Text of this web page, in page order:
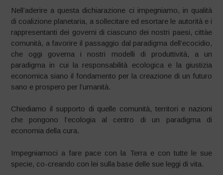
Nell’aderire a questa dichiarazione ci impegniamo, in qualità
di coalizione planetaria, a sollecitare ed esortare le autorità e i
rappresentanti dei governi di ciascuno dei nostri paesi, cittàe
comunità, a favorire il passaggio dal paradigma dell’ecocidio,
che oggi governa i nostri modelli di produttività, a un
paradigma in cui la responsabilità ecologica e la giustizia
economica siano il fondamento per la creazione di un futuro
sano e prospero per l’umanità.
Chiediamo il supporto di quelle comunità, territori e nazioni
che pongono l’ecologia al centro di un paradigma di
economia della cura.
Impegniamoci a fare pace con la Terra e con tutte le sue
specie, co-creando con lei sulla base delle sue leggi di vita.